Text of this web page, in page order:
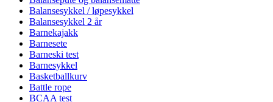
Balansesykkel / løpesykkel
Balansesykkel 2 år
Barnekajakk
Barnesete
Barneski test
Barnesykkel
Basketballkurv
Battle rope
BCAA test